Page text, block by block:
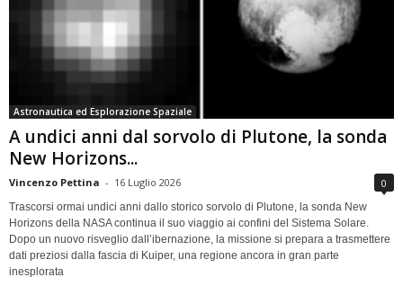
Astronautica ed Esplorazione Spaziale
A undici anni dal sorvolo di Plutone, la sonda
New Horizons...
Vincenzo Pettina - 16 Luglio 2026 0
Trascorsi ormai undici anni dallo storico sorvolo di Plutone, la sonda New
Horizons della NASA continua il suo viaggio ai confini del Sistema Solare.
Dopo un nuovo risveglio dall’ibernazione, la missione si prepara a trasmettere
dati preziosi dalla fascia di Kuiper, una regione ancora in gran parte
inesplorata